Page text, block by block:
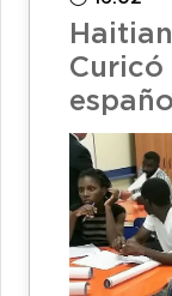
Curicó
español